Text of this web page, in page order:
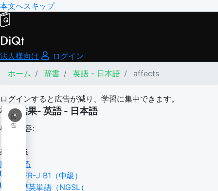
本文へスキップ
DiQt
法人様向け
ログイン
ホーム
辞書 英語 - 日本語 affects
ログインすると広告が減り、学習に集中できます。
×
広
告
検索結果- 英語 - 日本語
検索内容:
affects
翻訳する
CEFR-J B1（中級）
基礎英単語（NGSL）